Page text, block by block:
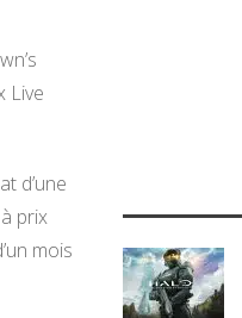
Live
d’une
prix
mois